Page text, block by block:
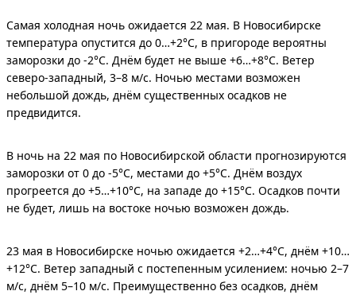
Самая холодная ночь ожидается 22 мая. В Новосибирске
температура опустится до 0…+2°C, в пригороде вероятны
заморозки до -2°C. Днём будет не выше +6…+8°C. Ветер
северо-западный, 3–8 м/с. Ночью местами возможен
небольшой дождь, днём существенных осадков не
предвидится.
В ночь на 22 мая по Новосибирской области прогнозируются
заморозки от 0 до -5°C, местами до +5°C. Днём воздух
прогреется до +5…+10°C, на западе до +15°C. Осадков почти
не будет, лишь на востоке ночью возможен дождь.
23 мая в Новосибирске ночью ожидается +2…+4°C, днём +10…
+12°C. Ветер западный с постепенным усилением: ночью 2–7
м/с, днём 5–10 м/с. Преимущественно без осадков, днём